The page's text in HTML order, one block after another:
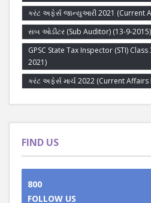
કરંટ અફેર્સ જાન્યુઆરી 2021 (Current
સબ ઓડીટર (Sub Auditor) (13-9-2015)
GPSC State Tax Inspector (STI)
2021)
કરંટ અફેર્સ માર્ચ 2022 (Current Affairs
FIND US
800
FOLLOW US